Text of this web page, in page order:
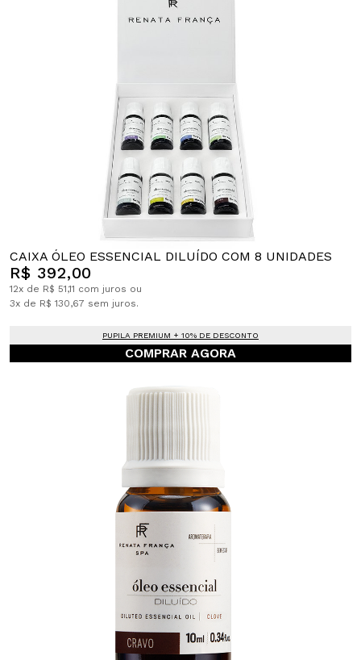
CAIXA ÓLEO ESSENCIAL DILUÍDO COM 8 UNIDADES
R$ 392,00
12x de R$ 51,11 com juros ou
3x de R$ 130,67 sem juros.
PUPILA PREMIUM + 10% DE DESCONTO
COMPRAR AGORA